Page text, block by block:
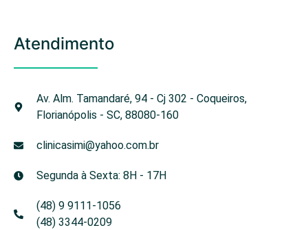
Atendimento
Av. Alm. Tamandaré, 94 - Cj 302 - Coqueiros,
Florianópolis - SC, 88080-160
clinicasimi@yahoo.com.br
Segunda à Sexta: 8H - 17H
(48) 9 9111-1056
(48) 3344-0209